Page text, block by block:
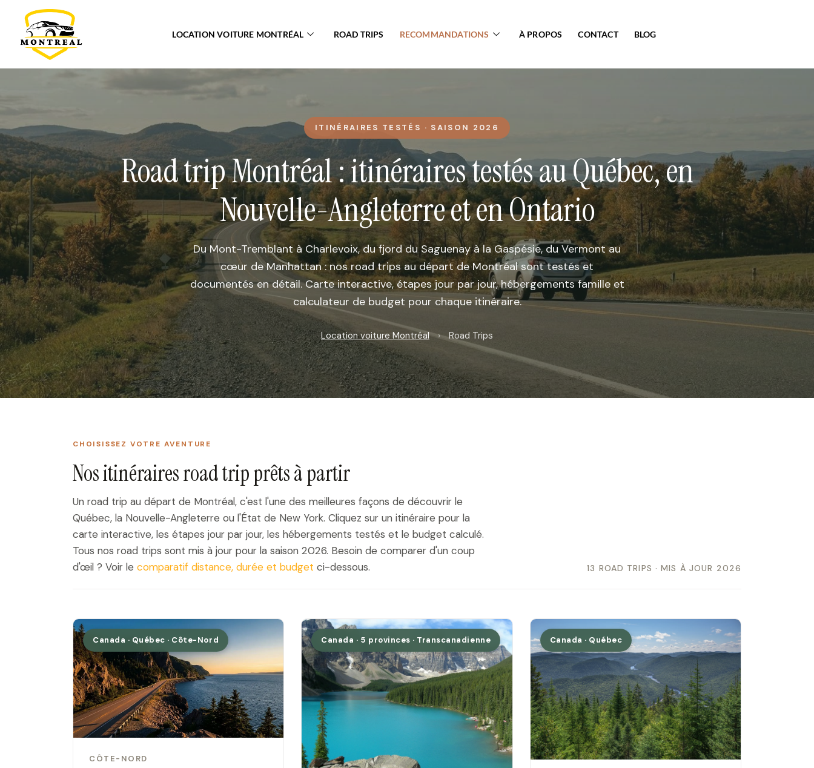
LOCATION VOITURE MONTRÉAL ROAD TRIPS RECOMMANDATIONS À PROPOS CONTACT BLOG
ITINÉRAIRES TESTÉS · SAISON 2026
Road trip Montréal : itinéraires testés au Québec, en
Nouvelle-Angleterre et en Ontario
Du Mont-Tremblant à Charlevoix, du fjord du Saguenay à la Gaspésie, du Vermont au
cœur de Manhattan : nos road trips au départ de Montréal sont testés et
documentés en détail. Carte interactive, étapes jour par jour, hébergements famille et
calculateur de budget pour chaque itinéraire.
Location voiture Montréal › Road Trips
CHOISISSEZ VOTRE AVENTURE
Nos itinéraires road trip prêts à partir
Un road trip au départ de Montréal, c'est l'une des meilleures façons de découvrir le
Québec, la Nouvelle-Angleterre ou l'État de New York. Cliquez sur un itinéraire pour la
carte interactive, les étapes jour par jour, les hébergements testés et le budget calculé.
Tous nos road trips sont mis à jour pour la saison 2026. Besoin de comparer d'un coup
d'œil ? Voir le comparatif distance, durée et budget ci-dessous. 13 ROAD TRIPS · MIS À JOUR 2026
Canada · Québec · Côte-Nord
CÔTE-NORD
Canada · 5 provinces · Transcanadienne Canada · Québec